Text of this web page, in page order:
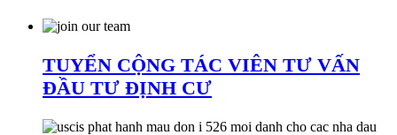
TUYỂN CỘNG TÁC VIÊN TƯ VẤN
ĐẦU TƯ ĐỊNH CƯ